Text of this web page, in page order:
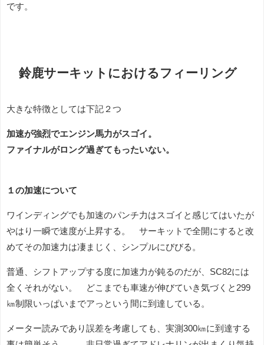
です。
鈴鹿サーキットにおけるフィーリング
大きな特徴としては下記２つ
加速が強烈でエンジン馬力がスゴイ。
ファイナルがロング過ぎてもったいない。
１の加速について
ワインディングでも加速のパンチ力はスゴイと感じてはいたが
やはり一瞬で速度が上昇する。 サーキットで全開にすると改
めてその加速力は凄まじく、シンプルにびびる。
普通、シフトアップする度に加速力が鈍るのだが、SC82には
全くそれがない。 どこまでも車速が伸びていき気づくと299
㎞制限いっぱいまでアっという間に到達している。
メーター読みであり誤差を考慮しても、実測300㎞に到達する